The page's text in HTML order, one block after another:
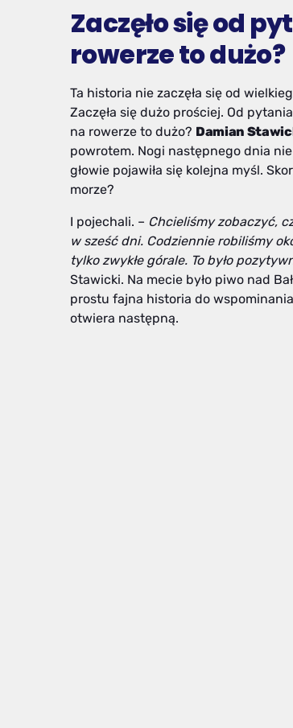
Zaczęło się od
rowerze to dużo?
Ta historia nie zaczęła się od
Zaczęła się dużo prościej. Od
na rowerze to dużo? Damian
powrotem. Nogi następnego dnia
głowie pojawiła się kolejna myśl.
morze?
I pojechali. – Chcieliśmy zobaczyć,
w sześć dni. Codziennie robiliśmy
tylko zwykłe górale. To było
Stawicki. Na mecie było piwo nad
prostu fajna historia do
otwiera następną.